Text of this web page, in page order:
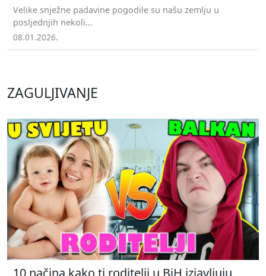
Velike snježne padavine pogodile su našu zemlju u
posljednjih nekoli...
08.01.2026.
ZAGULJIVANJE